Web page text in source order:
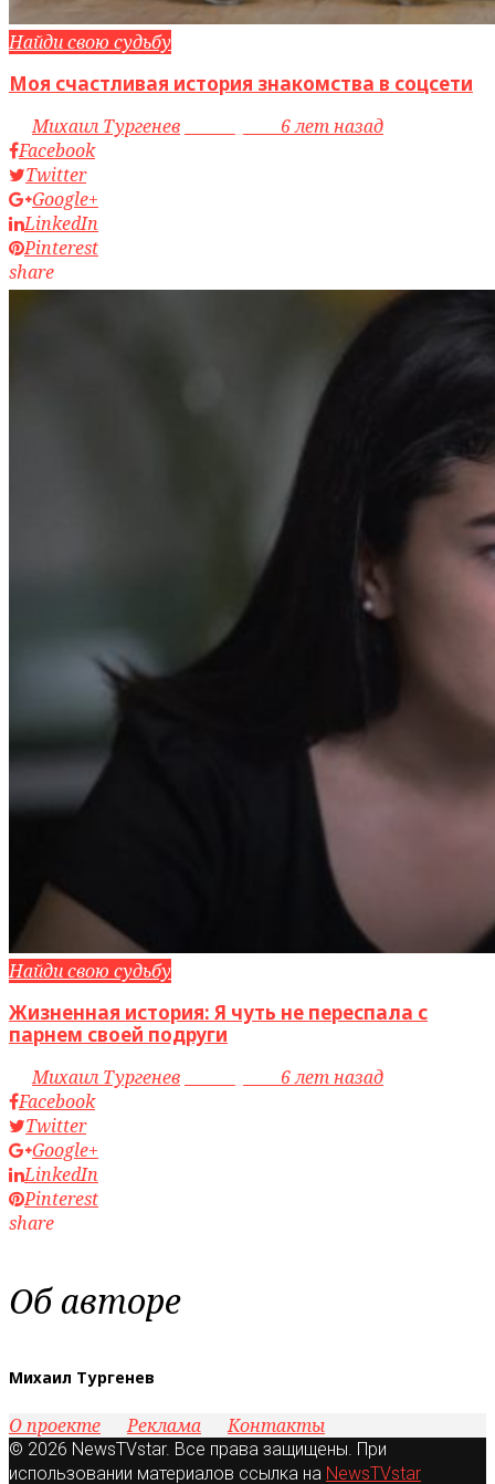
Найди свою судьбу
Моя счастливая история знакомства в соцсети
byМихаил Тургенев
6 лет назад
Facebook
Twitter
Google+
LinkedIn
Pinterest
share
Найди свою судьбу
Жизненная история: Я чуть не переспала с
парнем своей подруги
byМихаил Тургенев
6 лет назад
Facebook
Twitter
Google+
LinkedIn
Pinterest
share
Об авторе
Михаил Тургенев
О проекте Реклама Контакты
© 2026 NewsTVstar. Все права защищены. При
использовании материалов ссылка на NewsTVstar